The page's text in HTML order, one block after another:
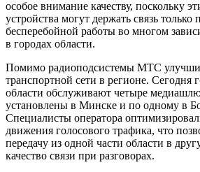
особое внимание качеству, поскольку
устройства могут держать связь только
бесперебойной работы во многом
в городах области.
Помимо радиоподсистемы МТС
транспортной сети в регионе. Сегодня
области обслуживают четыре
установлены в Минске и по одному в
Специалисты оператора
движения голосового трафика, что
передачу из одной части области в
качество связи при разговорах.